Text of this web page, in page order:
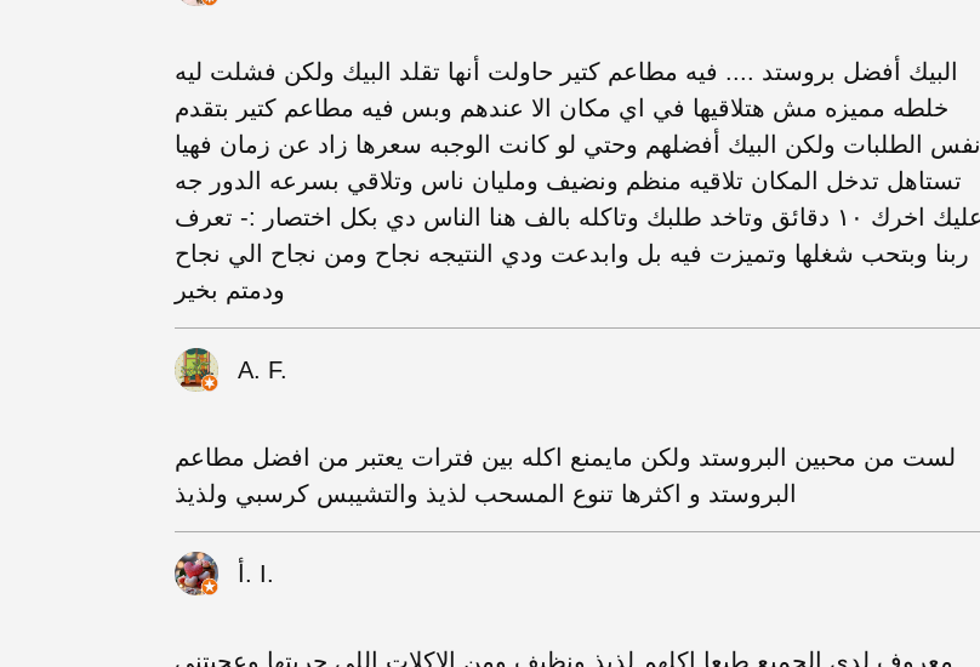
البيك أفضل بروستد .... فيه مطاعم كتير حاولت أنها تقلد البيك ولكن فشلت ليه
خلطه مميزه مش هتلاقيها في اي مكان الا عندهم وبس فيه مطاعم كتير بتقدم
نفس الطلبات ولكن البيك أفضلهم وحتي لو كانت الوجبه سعرها زاد عن زمان فهيا
تستاهل تدخل المكان تلاقيه منظم ونضيف ومليان ناس وتلاقي بسرعه الدور جه
عليك اخرك ١٠ دقائق وتاخد طلبك وتاكله بالف هنا الناس دي بكل اختصار :- تعرف
ربنا وبتحب شغلها وتميزت فيه بل وابدعت ودي النتيجه نجاح ومن نجاح الي نجاح
ودمتم بخير
A. F.
لست من محبين البروستد ولكن مايمنع اكله بين فترات يعتبر من افضل مطاعم
البروستد و اكثرها تنوع المسحب لذيذ والتشيبس كرسبي ولذيذ
أ. I.
معروف لدى الجميع طبعا اكلهم لذيذ ونظيف ومن الاكلات اللي جربتها وعجبتني